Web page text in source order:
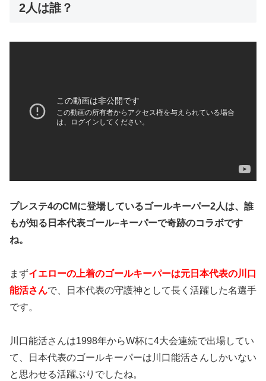
2人は誰？
プレステ4のCMに登場しているゴールキーパー2人は、誰
もが知る日本代表ゴール−キーパーで奇跡のコラボです
ね。
まずイエローの上着のゴールキーパーは元日本代表の川口
能活さんで、日本代表の守護神として長く活躍した名選手
です。
川口能活さんは1998年からW杯に4大会連続で出場してい
て、日本代表のゴールキーパーは川口能活さんしかいない
と思わせる活躍ぶりでしたね。